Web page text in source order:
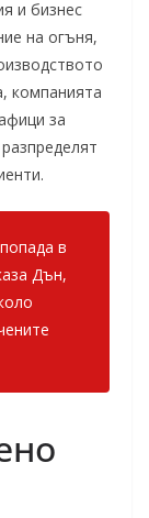
и бизнес
на огъня,
компанията
за
в
Дън,